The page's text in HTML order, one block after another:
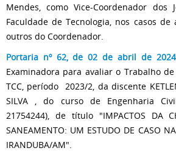
Mendes, como Vice-Coordenador dos
Faculdade de Tecnologia, nos casos
outros do Coordenador.
Portaria nº 62, de 02 de abril de
Examinadora para avaliar o Trabalho
TCC, período 2023/2, da discente
SILVA ​​, do curso de Engenharia
21754244), de título "IMPACTOS DA
SANEAMENTO: UM ESTUDO DE CASO
IRANDUBA/AM".